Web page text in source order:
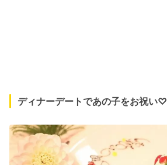
ディナーデートであの子をお祝い♡